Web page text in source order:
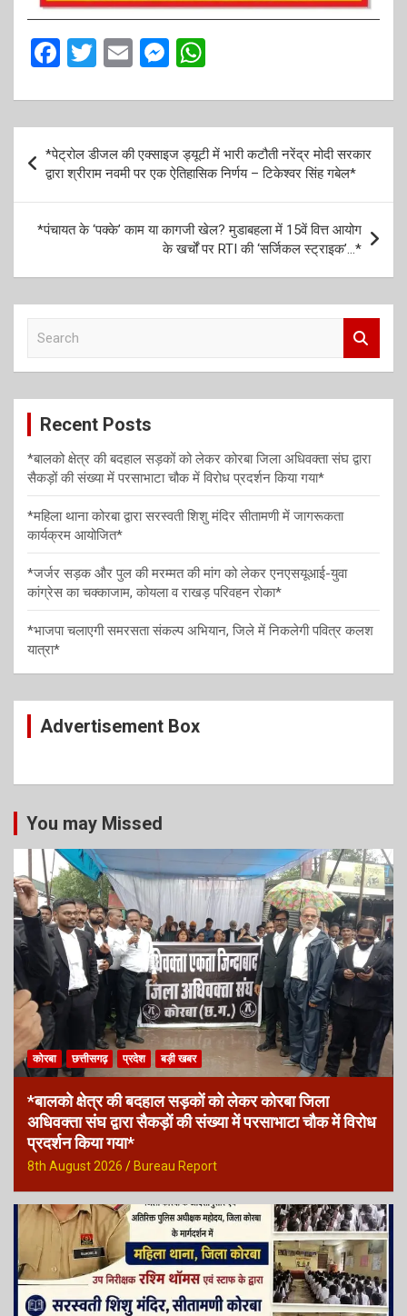
F
ce
b
o
o
k
T
tt
er
E
ail
M
se
g
er
at
s
A
p
p
s
g
a
*पेट्रोल डीजल की एक्साइज ड्यूटी में भारी कटौती नरेंद्र मोदी सरकार
द्वारा श्रीराम नवमी पर एक ऐतिहासिक निर्णय – टिकेश्वर सिंह गबेल*
*पंचायत के ‘पक्के’ काम या कागजी खेल? मुडाबहला में 15वें वित्त आयोग
के खर्चों पर RTI की ‘सर्जिकल स्ट्राइक’…*
c
Recent Posts
*बालको क्षेत्र की बदहाल सड़कों को लेकर कोरबा जिला अधिवक्ता संघ द्वारा
सैकड़ों की संख्या में परसाभाटा चौक में विरोध प्रदर्शन किया गया*
*महिला थाना कोरबा द्वारा सरस्वती शिशु मंदिर सीतामणी में जागरूकता
कार्यक्रम आयोजित*
*जर्जर सड़क और पुल की मरम्मत की मांग को लेकर एनएसयूआई-युवा
कांग्रेस का चक्काजाम, कोयला व राखड़ परिवहन रोका*
*भाजपा चलाएगी समरसता संकल्प अभियान, जिले में निकलेगी पवित्र कलश
यात्रा*
Advertisement Box
You may Missed
कोरबा छत्तीसगढ़ प्रदेश बड़ी खबर
*बालको क्षेत्र की बदहाल सड़कों को लेकर कोरबा जिला
अधिवक्ता संघ द्वारा सैकड़ों की संख्या में परसाभाटा चौक में विरोध
प्रदर्शन किया गया*
8th August 2026 Bureau Report